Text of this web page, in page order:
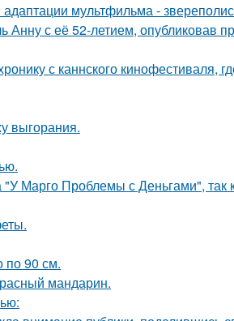
мультфильма -
Анну с её 52-летием, опубликовав
с каннского кинофестиваля,
выгорания.
Марго Проблемы с Деньгами", так
по 90 см.
мандарин.